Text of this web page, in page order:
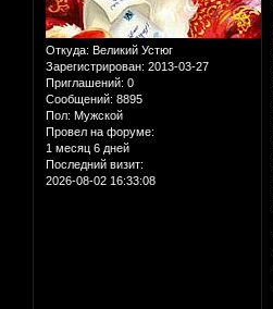
Откуда: Великий Устюг
Зарегистрирован: 2013-03-27
Приглашений: 0
Сообщений: 8895
Пол: Мужской
Провел на форуме:
1 месяц 6 дней
Последний визит:
2026-08-02 16:33:08